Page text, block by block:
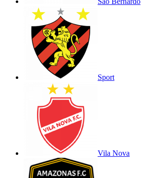
Sport
Vila Nova